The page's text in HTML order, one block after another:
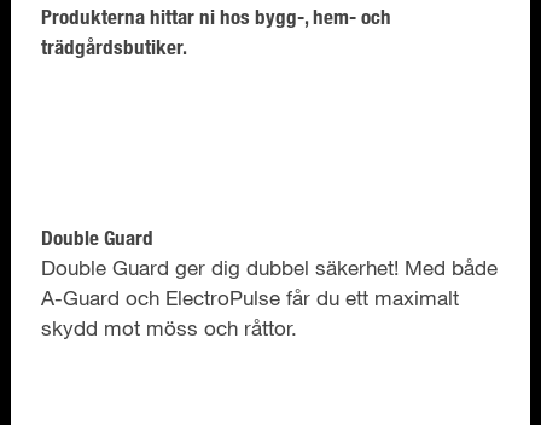
Produkterna hittar ni hos bygg-, hem- och
trädgårdsbutiker.
Double Guard
Double Guard ger dig dubbel säkerhet! Med både
A-Guard och ElectroPulse får du ett maximalt
skydd mot möss och råttor.